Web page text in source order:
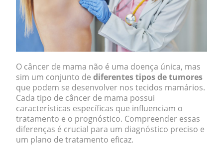
O câncer de mama não é uma doença única, mas
sim um conjunto de diferentes tipos de tumores
que podem se desenvolver nos tecidos mamários.
Cada tipo de câncer de mama possui
características específicas que influenciam o
tratamento e o prognóstico. Compreender essas
diferenças é crucial para um diagnóstico preciso e
um plano de tratamento eficaz.